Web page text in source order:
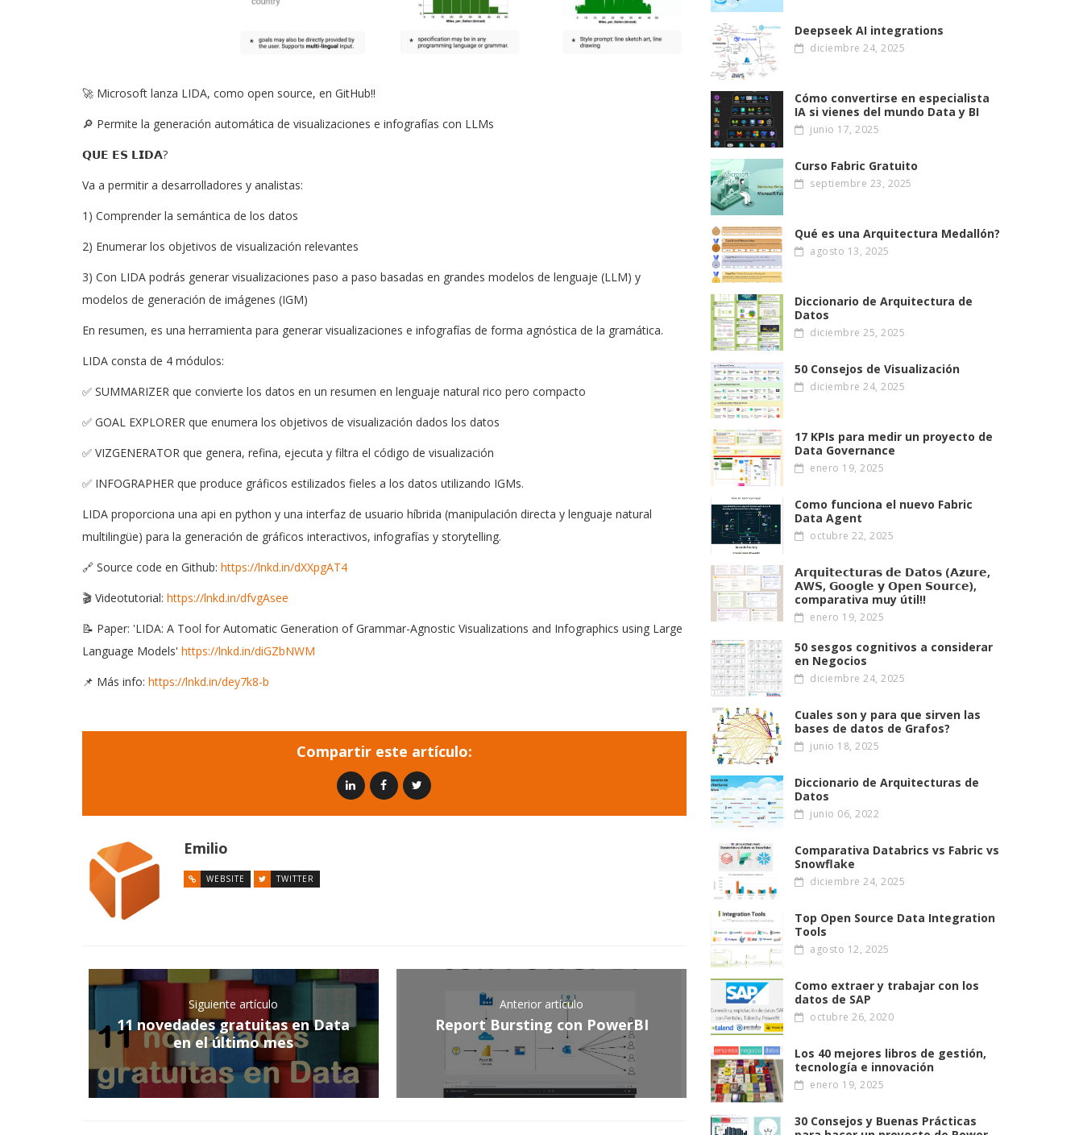
🚀 Microsoft lanza LIDA, como open source, en GitHub!!
🔎 Permite la generación automática de visualizaciones e infografías con LLMs
𝗤𝗨𝗘 𝗘𝗦 𝗟𝗜𝗗𝗔?
Va a permitir a desarrolladores y analistas:
1) Comprender la semántica de los datos
2) Enumerar los objetivos de visualización relevantes
3) Con LIDA podrás generar visualizaciones paso a paso basadas en grandes modelos de lenguaje (LLM) y
modelos de generación de imágenes (IGM)
En resumen, es una herramienta para generar visualizaciones e infografías de forma agnóstica de la gramática.
LIDA consta de 4 módulos:
✅ SUMMARIZER que convierte los datos en un resumen en lenguaje natural rico pero compacto
✅ GOAL EXPLORER que enumera los objetivos de visualización dados los datos
✅ VIZGENERATOR que genera, refina, ejecuta y filtra el código de visualización
✅ INFOGRAPHER que produce gráficos estilizados fieles a los datos utilizando IGMs.
LIDA proporciona una api en python y una interfaz de usuario híbrida (manipulación directa y lenguaje natural
multilingüe) para la generación de gráficos interactivos, infografías y storytelling.
🔗 Source code en Github: https://lnkd.in/dXXpgAT4
🎬 Videotutorial: https://lnkd.in/dfvgAsee
📝 Paper: 'LIDA: A Tool for Automatic Generation of Grammar-Agnostic Visualizations and Infographics using Large
Language Models' https://lnkd.in/diGZbNWM
📌 Más info: https://lnkd.in/dey7k8-b
Compartir este artículo:
Emilio
WEBSITE TWITTER
Siguiente artículo
11 novedades gratuitas en Data
en el último mes
Anterior artículo
Report Bursting con PowerBI
Deepseek AI integrations
diciembre 24, 2025
Cómo convertirse en especialista
IA si vienes del mundo Data y BI
junio 17, 2025
Curso Fabric Gratuito
septiembre 23, 2025
Qué es una Arquitectura Medallón?
agosto 13, 2025
Diccionario de Arquitectura de
Datos
diciembre 25, 2025
50 Consejos de Visualización
diciembre 24, 2025
17 KPIs para medir un proyecto de
Data Governance
enero 19, 2025
Como funciona el nuevo Fabric
Data Agent
octubre 22, 2025
𝗔𝗿𝗾𝘂𝗶𝘁𝗲𝗰𝘁𝘂𝗿𝗮𝘀 𝗱𝗲 𝗗𝗮𝘁𝗼𝘀 (𝗔𝘇𝘂𝗿𝗲,
𝗔W𝗦, 𝗚𝗼𝗼𝗴𝗹𝗲 𝘆 𝗢𝗽𝗲𝗻 𝗦𝗼𝘂𝗿𝗰𝗲),
comparativa muy útil!!
enero 19, 2025
50 sesgos cognitivos a considerar
en Negocios
diciembre 24, 2025
Cuales son y para que sirven las
bases de datos de Grafos?
junio 18, 2025
Diccionario de Arquitecturas de
Datos
junio 06, 2022
Comparativa Databrics vs Fabric vs
Snowflake
diciembre 24, 2025
Top Open Source Data Integration
Tools
agosto 12, 2025
Como extraer y trabajar con los
datos de SAP
octubre 26, 2020
Los 40 mejores libros de gestión,
tecnología e innovación
enero 19, 2025
30 Consejos y Buenas Prácticas